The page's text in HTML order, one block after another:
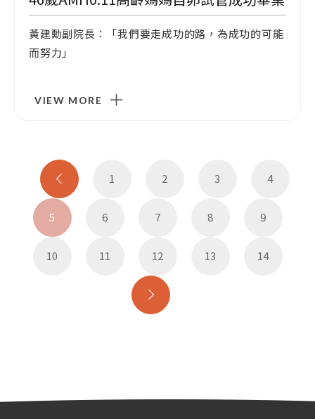
黃建勳副院長：「我們要走成功的路，為成功的可能
而努力」
VIEW MORE
1 2 3 4
5 6 7 8 9
10 11 12 13 14